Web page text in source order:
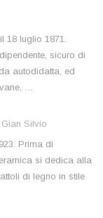
18 luglio 1871.
sicuro di
autodidatta, ed
…
Silvio
Prima di
si dedica alla
di legno in stile